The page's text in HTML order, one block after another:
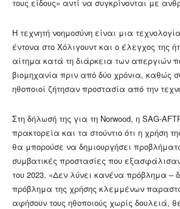
τους είδους» αντί να συγκρίνονται με
Η τεχνητή νοημοσύνη είναι μια
έντονα στο Χόλιγουντ και ο έλεγχος της
αίτημα κατά τη διάρκεια των απεργιών
βιομηχανία πριν από δύο χρόνια, καθώς
ηθοποιοί ζήτησαν προστασία από την
Στη δήλωσή της για τη Norwood, η SAG-
πρακτορεία και τα στούντιο ότι η χρήση
θα μπορούσε να δημιουργήσει
συμβατικές προστασίες που
του 2023. «Δεν λύνει κανένα πρόβλημα –
πρόβλημα της χρήσης κλεμμένων
αφήσουν τους ηθοποιούς χωρίς δουλειά,